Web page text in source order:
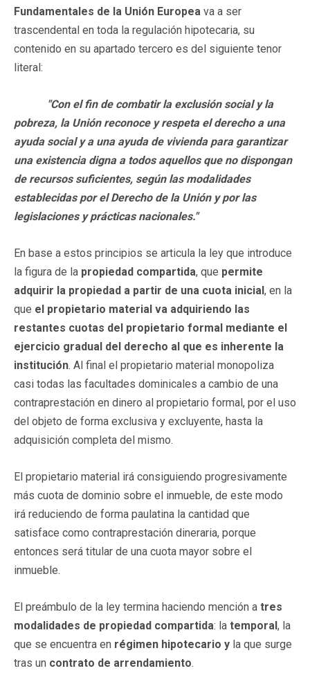
Fundamentales de la Unión Europea va a ser
trascendental en toda la regulación hipotecaria, su
contenido en su apartado tercero es del siguiente tenor
literal:
"Con el fin de combatir la exclusión social y la
pobreza, la Unión reconoce y respeta el derecho a una
ayuda social y a una ayuda de vivienda para garantizar
una existencia digna a todos aquellos que no dispongan
de recursos suficientes, según las modalidades
establecidas por el Derecho de la Unión y por las
legislaciones y prácticas nacionales."
En base a estos principios se articula la ley que introduce
la figura de la propiedad compartida, que permite
adquirir la propiedad a partir de una cuota inicial, en la
que el propietario material va adquiriendo las
restantes cuotas del propietario formal mediante el
ejercicio gradual del derecho al que es inherente la
institución. Al final el propietario material monopoliza
casi todas las facultades dominicales a cambio de una
contraprestación en dinero al propietario formal, por el uso
del objeto de forma exclusiva y excluyente, hasta la
adquisición completa del mismo.
El propietario material irá consiguiendo progresivamente
más cuota de dominio sobre el inmueble, de este modo
irá reduciendo de forma paulatina la cantidad que
satisface como contraprestación dineraria, porque
entonces será titular de una cuota mayor sobre el
inmueble.
El preámbulo de la ley termina haciendo mención a tres
modalidades de propiedad compartida: la temporal, la
que se encuentra en régimen hipotecario y la que surge
tras un contrato de arrendamiento.